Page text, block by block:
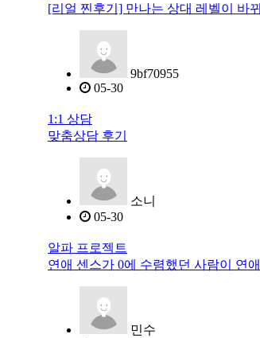
[리얼 찐후기] 만나는 상대 레벨이 바
9bf70955
05-30
1:1 상담
맞춤상담 후기
소니
05-30
알파 프로젝트
연애 센스가 0에 수렴했던 사람이 연
민수